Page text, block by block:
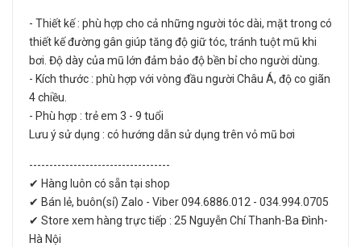
- Thiết kế : phù hợp cho cả những người tóc dài, mặt trong có
thiết kế đường gân giúp tăng độ giữ tóc, tránh tuột mũ khi
bơi. Độ dày của mũ lớn đảm bảo độ bền bỉ cho người dùng.
- Kích thước : phù hợp với vòng đầu người Châu Á, độ co giãn
4 chiều.
- Phù hợp : trẻ em 3 - 9 tuổi
Lưu ý sử dụng : có hướng dẫn sử dụng trên vỏ mũ bơi
-----------------------------------
✔ Hàng luôn có sẵn tại shop
✔ Bán lẻ, buôn(sỉ) Zalo - Viber 094.6886.012 - 034.994.0705
✔ Store xem hàng trực tiếp : 25 Nguyễn Chí Thanh-Ba Đình-
Hà Nội